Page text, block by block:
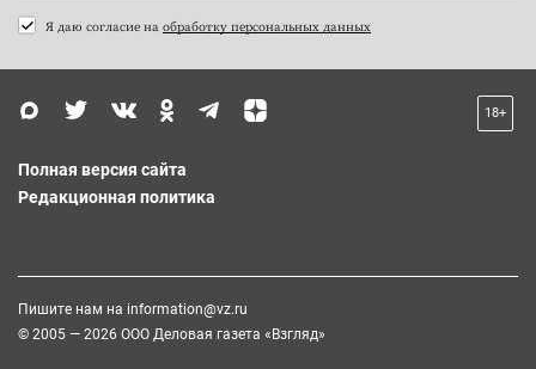
Я даю согласие на обработку персональных данных
18+
Полная версия сайта
Редакционная политика
Пишите нам на information@vz.ru
© 2005 — 2026 ООО Деловая газета «Взгляд»